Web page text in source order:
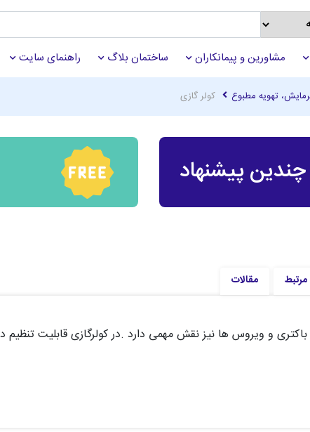
مشاورین و پیمانکاران ساختمان بلاگ راهنمای سایت
تهویه مطبوع کولر گازی
پیشنهاد
مرتبط مقالات
باکتری و ویروس ها نیز نقش مهمی دارد .در کولرگازی قابلیت تنظیم